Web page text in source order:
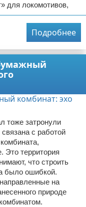
для локомотивов,
Подробнее
тоже затронули
с работой
Это территория
что строить
было ошибкой.
на
природе